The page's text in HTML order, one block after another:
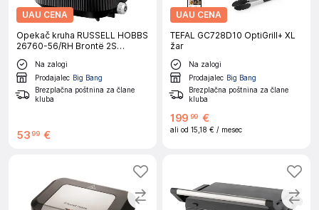
UAU CENA
Opekač kruha RUSSELL HOBBS
26760-56/RH Brontë 2S
Toaster Black
Na zalogi
Prodajalec Big Bang
Brezplačna poštnina za člane
kluba
53 99 €
UAU CENA
TEFAL GC728D10 OptiGrill+ XL
žar
Na zalogi
Prodajalec Big Bang
Brezplačna poštnina za člane
kluba
199 99 €
ali od 15,18 € / mesec